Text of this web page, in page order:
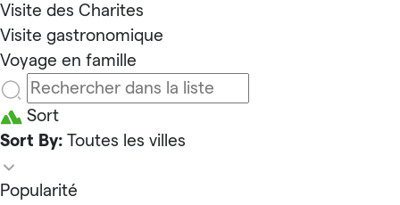
Visite des Charites
Visite gastronomique
Voyage en famille
Sort
Sort By: Toutes les villes
Popularité